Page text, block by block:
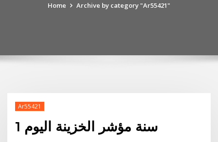
Home Archive by category "Ar55421"
Ar55421
1 سنة مؤشر الخزينة اليوم